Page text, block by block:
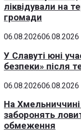
ліквідували на
громади
06.08.202606.08.2026
У Славуті юні
безпеки» після
06.08.202606.08.2026
На
заборонять
обмеження